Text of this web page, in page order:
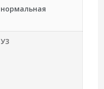
нормальная
У3